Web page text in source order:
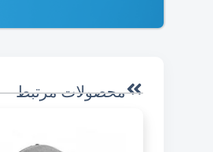
محصولات مرتبط